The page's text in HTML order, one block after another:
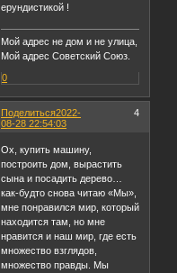
ерундистикой !
Мой адрес не дом и не улица,
Мой адрес Советский Союз.
0
Поделиться 4
2022-
08-28 22:54:03
Ох, купить машину,
построить дом, вырастить
сына и посадить дерево…
как-будто снова читаю «Мы»,
мне понравился мир, который
находится там, но мне
нравится и наш мир, где есть
множество взглядов,
множество правды. Мы